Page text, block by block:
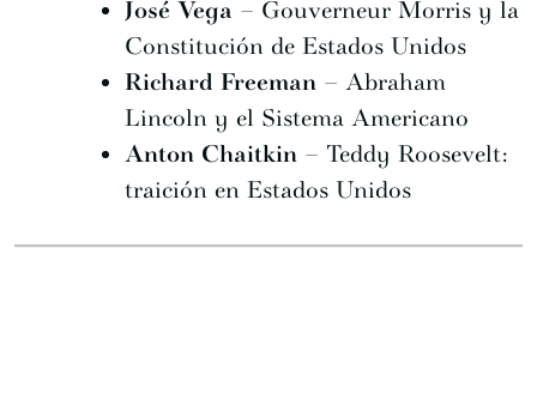
José Vega – Gouverneur Morris y la
Constitución de Estados Unidos
Richard Freeman – Abraham
Lincoln y el Sistema Americano
Anton Chaitkin – Teddy Roosevelt:
traición en Estados Unidos